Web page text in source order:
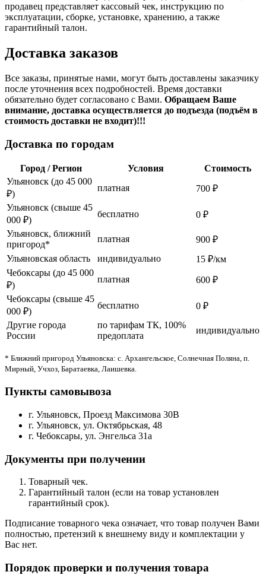
продавец представляет кассовый чек, инструкцию по
эксплуатации, сборке, установке, хранению, а также
гарантийный талон.
Доставка заказов
Все заказы, принятые нами, могут быть доставлены заказчику
после уточнения всех подробностей. Время доставки
обязательно будет согласовано с Вами. Обращаем Ваше
внимание, доставка осуществляется до подъезда (подъём в
стоимость доставки не входит)!!!
Доставка по городам
Город / Регион Условия
Стоимость
Ульяновск (до 45 000
₽)
платная
700 ₽
Ульяновск (свыше 45
000 ₽)
бесплатно
0 ₽
Ульяновск, ближний
пригород*
платная
900 ₽
Ульяновская область
индивидуально
15 ₽/км
Чебоксары (до 45 000
₽)
платная
600 ₽
Чебоксары (свыше 45
000 ₽)
бесплатно
0 ₽
Другие города
России
по тарифам ТК, 100%
предоплата
индивидуально
* Ближний пригород Ульяновска: с. Архангельское, Солнечная Поляна, п.
Мирный, Учхоз, Баратаевка, Лаишевка.
Пункты самовывоза
г. Ульяновск, Проезд Максимова 30В
г. Ульяновск, ул. Октябрьская, 48
г. Чебоксары, ул. Энгельса 31а
Документы при получении
Товарный чек.
Гарантийный талон (если на товар установлен
гарантийный срок).
Подписание товарного чека означает, что товар получен Вами
полностью, претензий к внешнему виду и комплектации у
Вас нет.
Порядок проверки и получения товара